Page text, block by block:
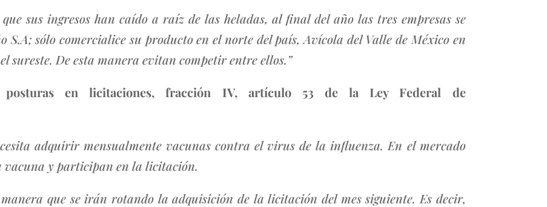
sus ingresos han caído a raíz de las heladas, al final del año las tres empresas se
S.A; sólo comercialice su producto en el norte del país, Avícola del Valle de México en
sureste. De esta manera evitan competir entre ellos.”
en licitaciones, fracción IV, artículo 53 de la Ley Federal de
adquirir mensualmente vacunas contra el virus de la influenza. En el mercado
vacuna y participan en la licitación.
que se irán rotando la adquisición de la licitación del mes siguiente. Es decir,